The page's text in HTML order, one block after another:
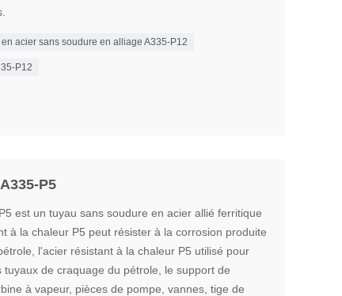
en acier sans soudure en alliage A335-P12
P12
P5
est un tuyau sans soudure en acier allié ferritique
à la chaleur P5 peut résister à la corrosion produite
l'acier résistant à la chaleur P5 utilisé pour
de craquage du pétrole, le support de
à vapeur, pièces de pompe, vannes, tige de